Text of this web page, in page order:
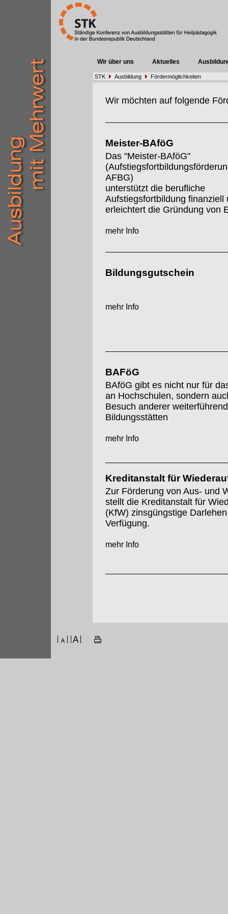
Wir über uns Aktuelles
STK Ausbildung Fördermöglichkeiten
Wir möchten auf folgende
Meister-BAföG
Das "Meister-BAföG"
AFBG)
unterstützt die berufliche
Aufstiegsfortbildung finanziell
erleichtert die Gründung von
mehr Info
Bildungsgutschein
mehr Info
BAFöG
BAföG gibt es nicht nur für
an Hochschulen, sondern
Besuch anderer
Bildungsstätten
mehr Info
Kreditanstalt für
Zur Förderung von Aus- und
stellt die Kreditanstalt für
(KfW) zinsgüngstige
Verfügung.
mehr Info